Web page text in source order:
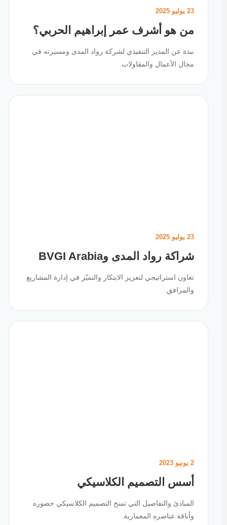
23 يوليو 2025
من هو أشرف عمر إبراهيم الحربي؟
نبذة عن المدير التنفيذي لشركة رواد المدى ومسيرته في
مجال الأعمال والمقاولات.
23 يوليو 2025
شراكة رواد المدى وBVGI Arabia
تعاون استراتيجي لتعزيز الابتكار والتميّز في إدارة المشاريع
والمرافق.
أسس التصميم الكلاسيكي
المبادئ والتفاصيل التي تمنح التصميم الكلاسيكي حضوره
وأناقة عناصره المعمارية.